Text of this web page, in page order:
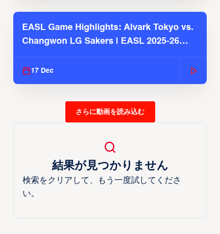
EASL Game Highlights: Alvark Tokyo vs.
Changwon LG Sakers | EASL 2025-26
17 Dec
さらに動画を読み込む
結果が見つかりません
検索をクリアして、もう一度試してくださ
い。